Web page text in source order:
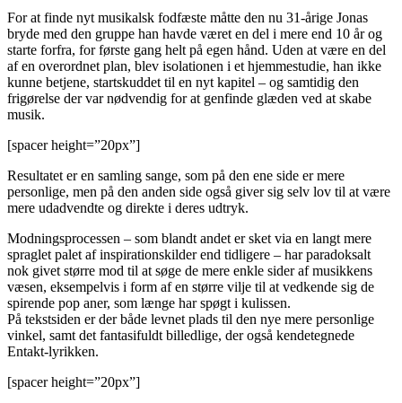
For at finde nyt musikalsk fodfæste måtte den nu 31-årige Jonas
bryde med den gruppe han havde været en del i mere end 10 år og
starte forfra, for første gang helt på egen hånd. Uden at være en del
af en overordnet plan, blev isolationen i et hjemmestudie, han ikke
kunne betjene, startskuddet til en nyt kapitel – og samtidig den
frigørelse der var nødvendig for at genfinde glæden ved at skabe
musik.
[spacer height=”20px”]
Resultatet er en samling sange, som på den ene side er mere
personlige, men på den anden side også giver sig selv lov til at være
mere udadvendte og direkte i deres udtryk.
Modningsprocessen – som blandt andet er sket via en langt mere
spraglet palet af inspirationskilder end tidligere – har paradoksalt
nok givet større mod til at søge de mere enkle sider af musikkens
væsen, eksempelvis i form af en større vilje til at vedkende sig de
spirende pop aner, som længe har spøgt i kulissen.
På tekstsiden er der både levnet plads til den nye mere personlige
vinkel, samt det fantasifuldt billedlige, der også kendetegnede
Entakt-lyrikken.
[spacer height=”20px”]